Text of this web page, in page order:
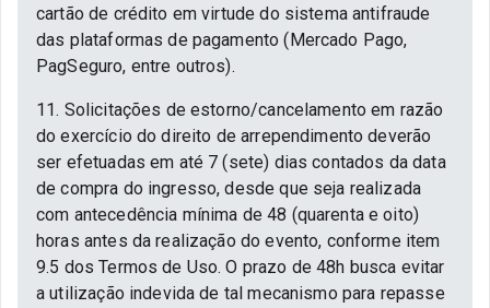
cartão de crédito em virtude do sistema antifraude
das plataformas de pagamento (Mercado Pago,
PagSeguro, entre outros).
11. Solicitações de estorno/cancelamento em razão
do exercício do direito de arrependimento deverão
ser efetuadas em até 7 (sete) dias contados da data
de compra do ingresso, desde que seja realizada
com antecedência mínima de 48 (quarenta e oito)
horas antes da realização do evento, conforme item
9.5 dos Termos de Uso. O prazo de 48h busca evitar
a utilização indevida de tal mecanismo para repasse